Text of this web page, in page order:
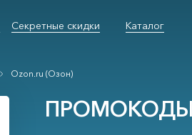
Секретные скидки Каталог
Ozon.ru (Озон)
ПРОМОКОДЫ